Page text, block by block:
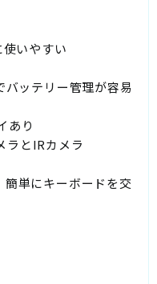
いやすい
ッテリー管理が容易
あり
ラとIRカメラ
簡単にキーボードを交